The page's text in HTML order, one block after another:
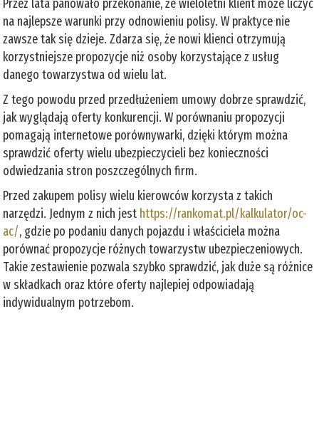
Przez lata panowało przekonanie, że wieloletni klient może liczyć
na najlepsze warunki przy odnowieniu polisy. W praktyce nie
zawsze tak się dzieje. Zdarza się, że nowi klienci otrzymują
korzystniejsze propozycje niż osoby korzystające z usług
danego towarzystwa od wielu lat.
Z tego powodu przed przedłużeniem umowy dobrze sprawdzić,
jak wyglądają oferty konkurencji. W porównaniu propozycji
pomagają internetowe porównywarki, dzięki którym można
sprawdzić oferty wielu ubezpieczycieli bez konieczności
odwiedzania stron poszczególnych firm.
Przed zakupem polisy wielu kierowców korzysta z takich
narzędzi. Jednym z nich jest https://rankomat.pl/kalkulator/oc-
ac/, gdzie po podaniu danych pojazdu i właściciela można
porównać propozycje różnych towarzystw ubezpieczeniowych.
Takie zestawienie pozwala szybko sprawdzić, jak duże są różnice
w składkach oraz które oferty najlepiej odpowiadają
indywidualnym potrzebom.